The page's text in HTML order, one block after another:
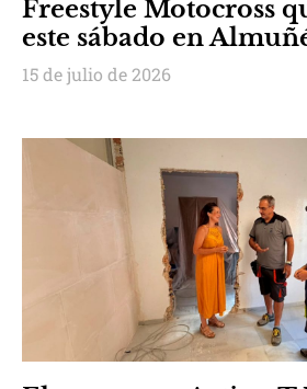
Freestyle Motocross
este sábado en
15 de julio de 2026